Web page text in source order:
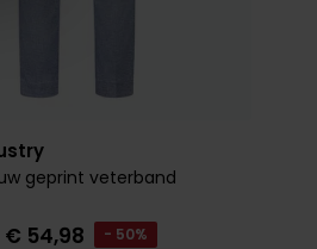
geprint veterband
€ 54,98 - 50%